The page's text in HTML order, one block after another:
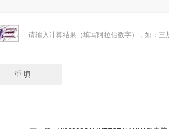
请输入计算结果（填写阿拉伯数字），如：三